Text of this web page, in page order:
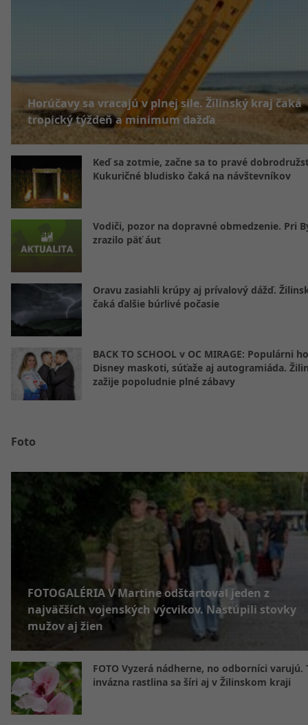
Horúčavy sa vracajú v plnej sile. Žilinský kraj čaká
tropický týždeň a minimum dažďa
Keď sa zotmie, začne sa to pravé
Kukuričné bludisko čaká na návštevníkov
Vodiči, pozor na dopravné obmedzenie. Pri
zrazilo päť áut
Oravu zasiahli krúpy aj prívalový dážď.
čaká ďalšie búrlivé počasie
BACK TO SCHOOL v OC MIRAGE: Populárni
Disney maskoti, súťaže aj autogramiáda.
zažije popoludnie plné zábavy
Foto
FOTOGALÉRIA V Martine odštartoval jeden z
najväčších vojenských výcvikov. Nastúpili stovky
mužov aj žien
FOTO Vyzerá nádherne, no odborníci varujú.
invázna rastlina sa šíri aj v Žilinskom kraji